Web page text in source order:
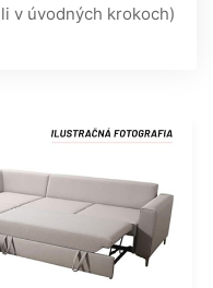
v úvodných krokoch)